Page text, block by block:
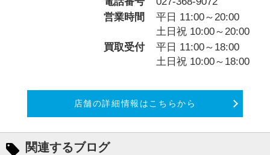
営業時間
平日 11:00～20:00
土日祝 10:00～20:00
買取受付
平日 11:00～18:00
土日祝 10:00～18:00
店舗の詳細情報はこちらから
関連するブログ